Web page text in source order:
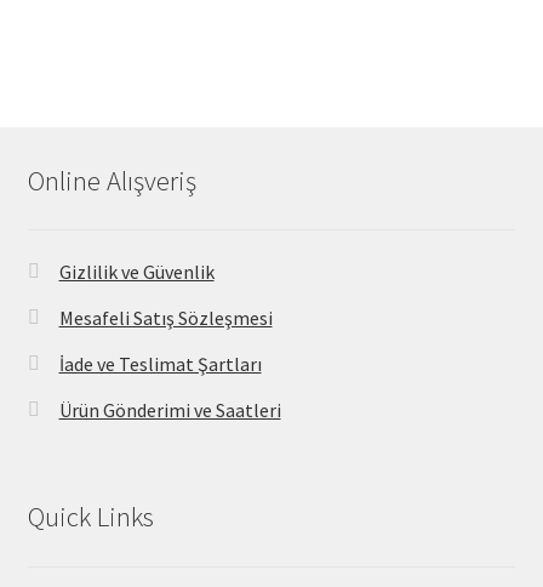
Online Alışveriş
Gizlilik ve Güvenlik
Mesafeli Satış Sözleşmesi
İade ve Teslimat Şartları
Ürün Gönderimi ve Saatleri
Quick Links